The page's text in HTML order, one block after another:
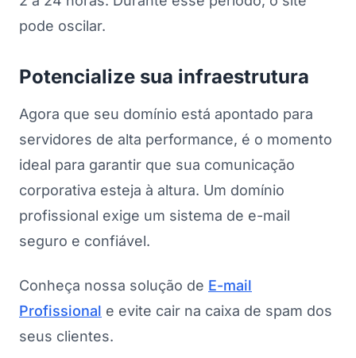
pode oscilar.
Potencialize sua infraestrutura
Agora que seu domínio está apontado para
servidores de alta performance, é o momento
ideal para garantir que sua comunicação
corporativa esteja à altura. Um domínio
profissional exige um sistema de e-mail
seguro e confiável.
Conheça nossa solução de E-mail
Profissional e evite cair na caixa de spam dos
seus clientes.